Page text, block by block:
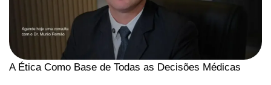
A Ética Como Base de Todas as Decisões Médicas